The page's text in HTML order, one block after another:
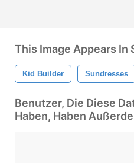
This Image Appears In
Kid Builder Sundresses
Benutzer, Die Diese
Haben, Haben